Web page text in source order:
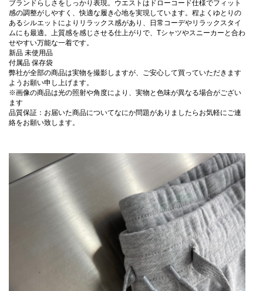
ブランドらしさをしっかり表現。ウエストはドローコード仕様でフィット
感の調整がしやすく、快適な履き心地を実現しています。程よくゆとりの
あるシルエットによりリラックス感があり、日常コーデやリラックスタイ
ムにも最適。上質感を感じさせる仕上がりで、Tシャツやスニーカーと合わ
せやすい万能な一着です。
新品 未使用品
付属品 保存袋
弊社が全部の商品は実物を撮影しますが、ご安心して買っていただきます
ようお願い申し上げます。
※画像の商品は光の照射や角度により、実物と色味が異なる場合がござい
ます
品質保証：お届いた商品についてなにか問題がありましたらお気軽にご連
絡をお願い致します。